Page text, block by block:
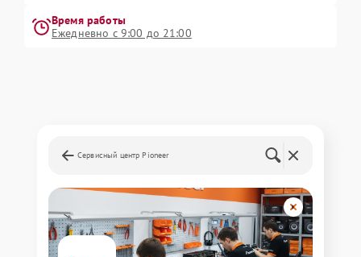
Время работы
Ежедневно с 9:00 до 21:00
Сервисный центр Pioneer